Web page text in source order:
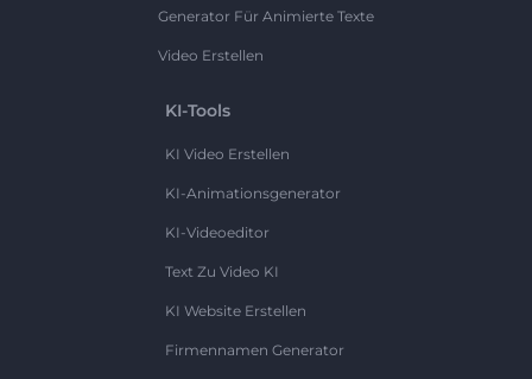
Generator Für Animierte Texte
Video Erstellen
KI-Tools
KI Video Erstellen
KI-Animationsgenerator
KI-Videoeditor
Text Zu Video KI
KI Website Erstellen
Firmennamen Generator